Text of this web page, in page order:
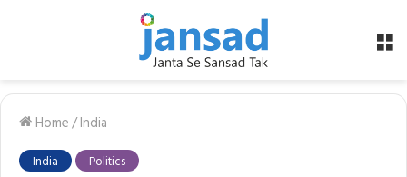
Home/India
India Politics